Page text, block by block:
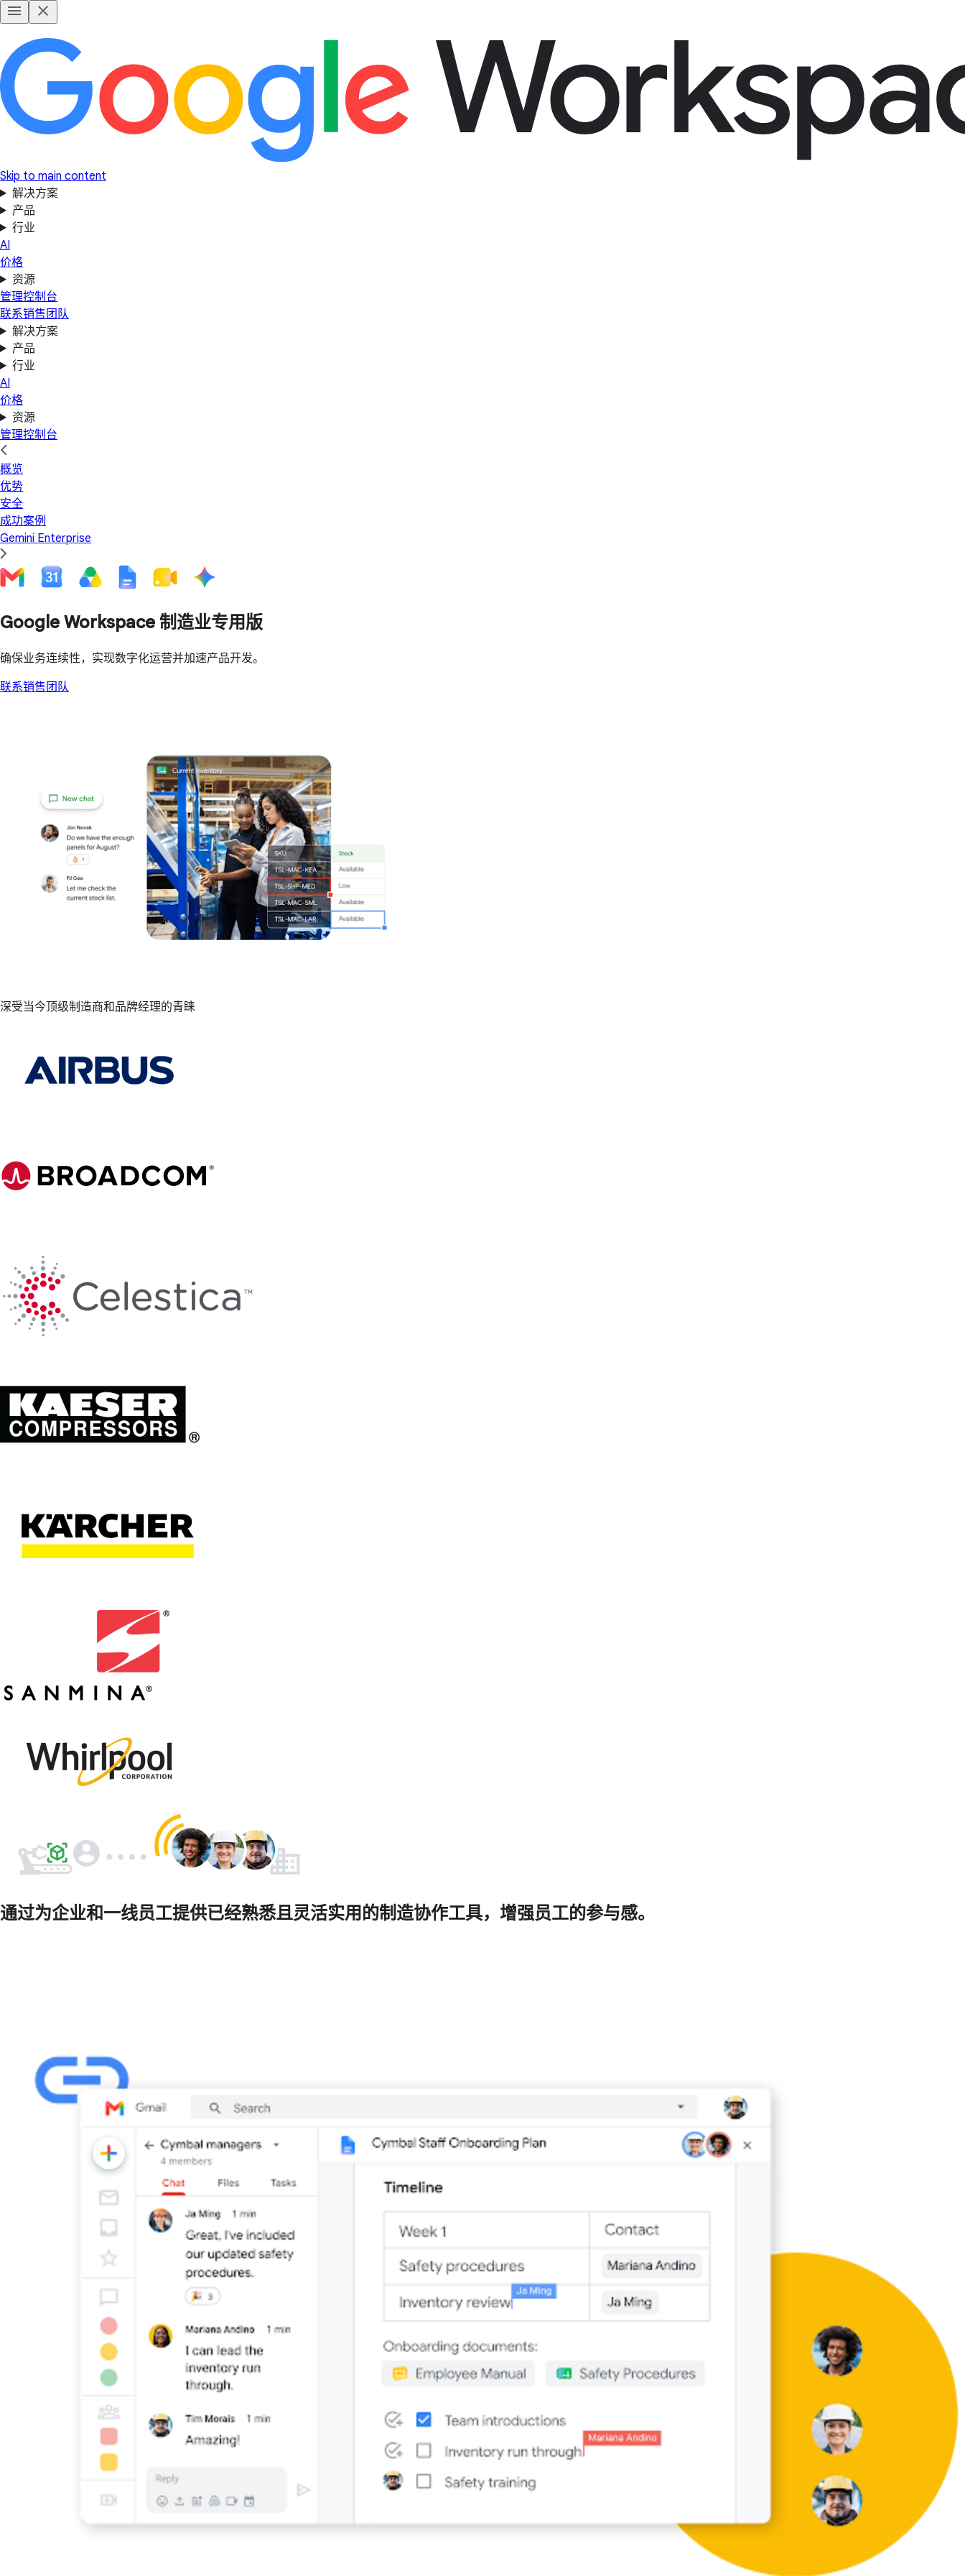
Skip to main content
解决方案
产品
行业
AI
价格
资源
管理控制台
联系销售团队
解决方案
产品
行业
AI
价格
资源
管理控制台
概览
优势
安全
成功案例
Gemini Enterprise
Google Workspace 制造业专用版
确保业务连续性，实现数字化运营并加速产品开发。
联系销售团队
深受当今顶级制造商和品牌经理的青睐
通过为企业和一线员工提供已经熟悉且灵活实用的制造协作工具，增强员工的参与感。